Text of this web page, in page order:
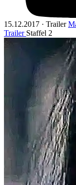
15.12.2017 · Trailer
Trailer Staffel 2